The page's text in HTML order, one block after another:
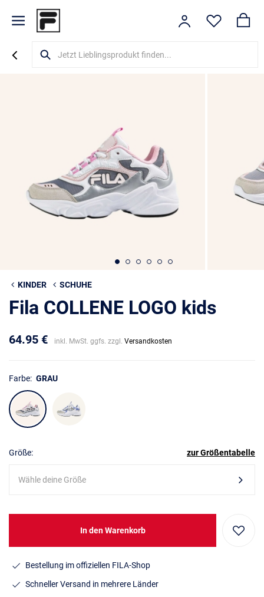
KINDER SCHUHE
Fila COLLENE LOGO kids
64.95 € inkl. MwSt. ggfs. zzgl. Versandkosten
Farbe: GRAU
Größe: zur Größentabelle
Wähle deine Größe
In den Warenkorb
Bestellung im offiziellen FILA-Shop
Schneller Versand in mehrere Länder